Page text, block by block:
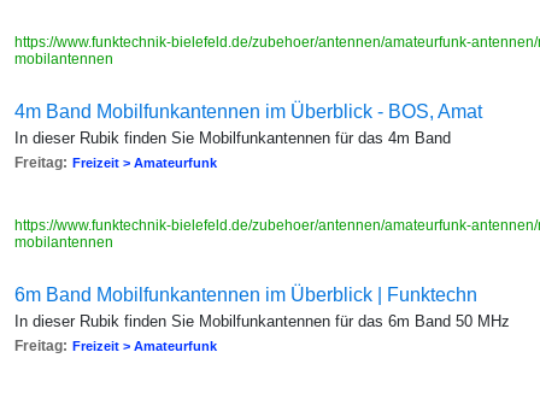
https://www.funktechnik-bielefeld.de/zubehoer/antennen/amateurfunk-
mobilantennen
4m Band Mobilfunkantennen im Überblick - BOS, Amat
In dieser Rubik finden Sie Mobilfunkantennen für das 4m Band
Freitag: Freizeit > Amateurfunk
https://www.funktechnik-bielefeld.de/zubehoer/antennen/amateurfunk-
mobilantennen
6m Band Mobilfunkantennen im Überblick | Funktechn
In dieser Rubik finden Sie Mobilfunkantennen für das 6m Band 50 MHz
Freitag: Freizeit > Amateurfunk